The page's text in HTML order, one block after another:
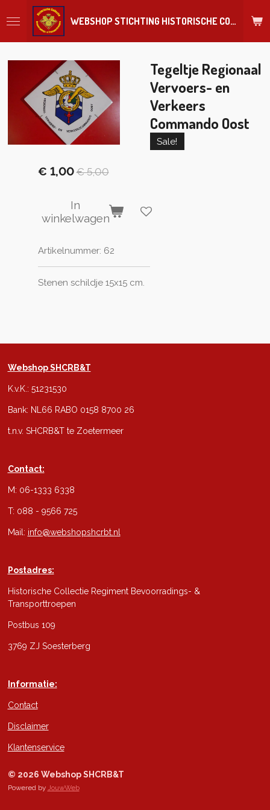
direct
hoofdinhoud
WEBSHOP STICHTING HISTORISCHE COLLECTIE REGIMENT
Tegeltje Regionaal
Vervoers- en
Verkeers
Commando Oost
Sale!
€ 1,00 € 5,00
In
winkelwagen
Artikelnummer: 62
Stenen schildje 15x15 cm.
Webshop SHCRB&T
K.v.K.: 51231530
Bank: NL66 RABO 0158 8700 26
t.n.v. SHCRB&T te Zoetermeer
Contact:
M: 06-1333 6338
T: 088 - 9566 725
Mail: info@webshopshcrbt.nl
Postadres:
Historische Collectie Regiment Bevoorradings- &
Transporttroepen
Postbus 109
3769 ZJ Soesterberg
Informatie:
Contact
Disclaimer
Klantenservice
© 2026 Webshop SHCRB&T
Powered by JouwWeb